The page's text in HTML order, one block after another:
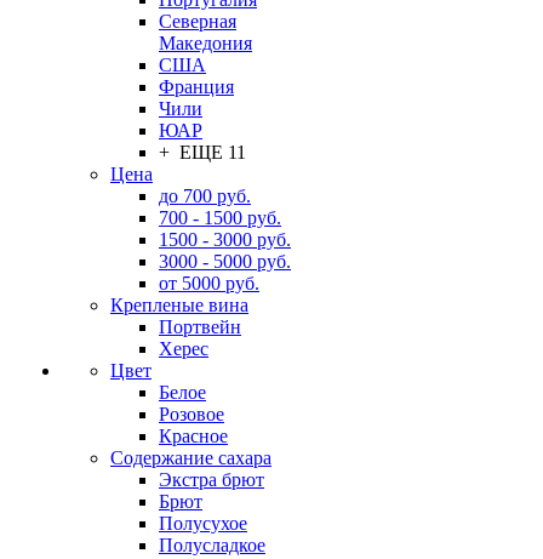
Северная
Македония
США
Франция
Чили
ЮАР
+ ЕЩЕ 11
Цена
до 700 руб.
700 - 1500 руб.
1500 - 3000 руб.
3000 - 5000 руб.
от 5000 руб.
Крепленые вина
Портвейн
Херес
Цвет
Белое
Розовое
Красное
Содержание сахара
Экстра брют
Брют
Полусухое
Полусладкое